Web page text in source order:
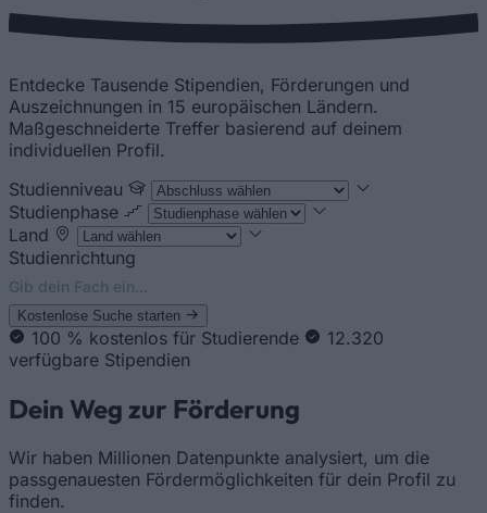
Entdecke Tausende Stipendien, Förderungen und
Auszeichnungen in 15 europäischen Ländern.
Maßgeschneiderte Treffer basierend auf deinem
individuellen Profil.
Studienniveau
Studienphase
Land
Studienrichtung
Kostenlose Suche starten
100 % kostenlos für Studierende
12.320
verfügbare Stipendien
Dein Weg zur Förderung
Wir haben Millionen Datenpunkte analysiert, um die
passgenauesten Fördermöglichkeiten für dein Profil zu
finden.